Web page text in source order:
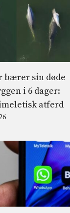
bærer sin døde
i 6 dager:
atferd